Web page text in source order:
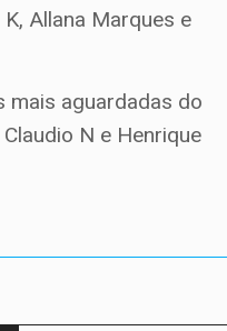
Allana Marques e
mais aguardadas do
N e Henrique